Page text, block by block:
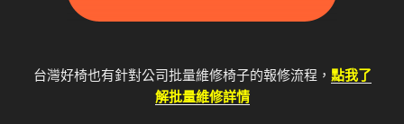
台灣好椅也有針對公司批量維修椅子的報修流程， 點我了
解批量維修詳情